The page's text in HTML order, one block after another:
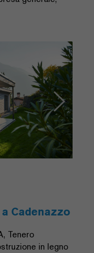
Next
Cadenazzo
Tenero
in legno